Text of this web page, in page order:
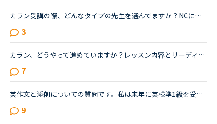
カラン受講の際、どんなタイプの先生を選んでますか？NCに入会して１か月が経ちました。カランをやってますが、どんなタイプの先生が自分に合ってるかまだつかみ切れず、色んな先生に予約を入れてます。リードあ...
3
カラン、どうやって進めていますか？レッスン内容とリーディングのパタグラフ？も全然違うの場所ですが問題ないですか？今カランst2ですが、リーディングについて知らずにPCからずっと受けていたので、最近スマホ...
7
英作文と添削についての質問です。私は来年に英検準1級を受験する予定で、最近市販のテキストでライティング練習を始めました。スコアを取るためにはシンプルでも明確正確である事が大事だと思うものの、自分の英...
9